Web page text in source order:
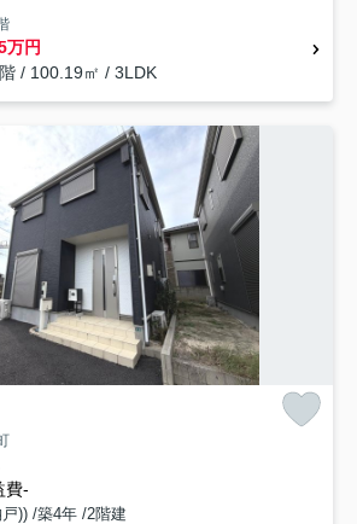
万円
/ 100.19㎡ / 3LDK
費-
)) /築4年 /2階建